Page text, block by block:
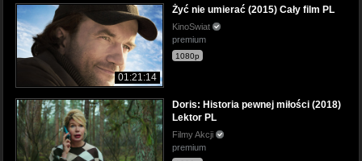
01:21:14
Żyć nie umierać (2015) Cały film PL
KinoSwiat
premium
1080p
Doris: Historia pewnej miłości (2018)
Lektor PL
Filmy Akcji
premium